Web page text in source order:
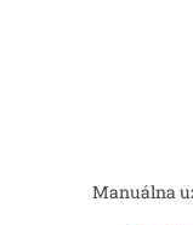
Manuálna